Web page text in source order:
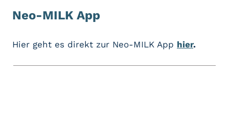
Neo-MILK App
Hier geht es direkt zur Neo-MILK App hier.